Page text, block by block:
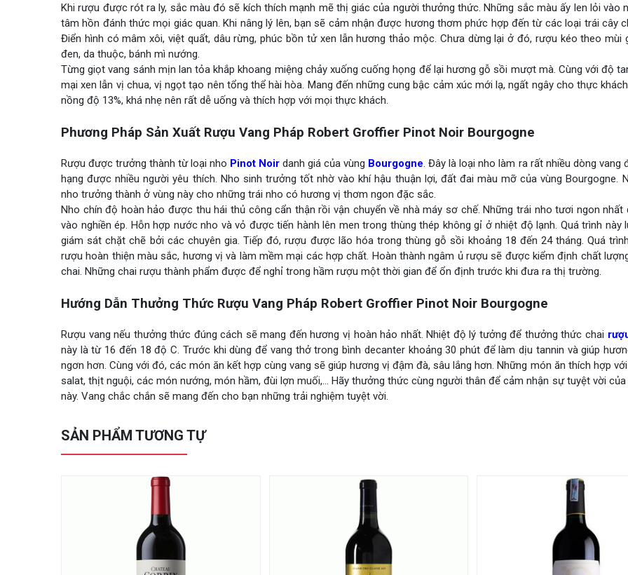
Khi rượu được rót ra ly, sắc màu đó sẽ kích thích mạnh mẽ thị giác của người thưởng thức. Những sắc màu ấy len lỏi vào
tâm hồn đánh thức mọi giác quan. Khi nâng lý lên, bạn sẽ cảm nhận được hương thơm phức hợp đến từ các loại trái cây
Điển hình có mâm xôi, việt quất, dâu rừng, phúc bồn tử xen lẫn hương thảo mộc. Chưa dừng lại ở đó, rượu kéo theo mùi
đen, da thuộc, bánh mì nướng.
Từng giọt vang sánh mịn lan tỏa khắp khoang miệng chảy xuống cuống họng để lại hương gỗ sồi mượt mà. Cùng với độ
mại xen lẫn vị chua, vị ngọt tạo nên tổng thể hài hòa. Mang đến những cung bậc cảm xúc mới lạ, ngất ngây cho thực
nồng độ 13%, khá nhẹ nên rất dễ uống và thích hợp với mọi thực khách.
Phương Pháp Sản Xuất Rượu Vang Pháp Robert Groffier Pinot Noir Bourgogne
Rượu được trưởng thành từ loại nho Pinot Noir danh giá của vùng Bourgogne. Đây là loại nho làm ra rất nhiều dòng vang
hạng được nhiều người yêu thích. Nho sinh trưởng tốt nhờ vào khí hậu thuận lợi, đất đai màu mỡ của vùng Bourgogne.
nho trưởng thành ở vùng này cho những trái nho có hương vị thơm ngon đặc sắc.
Nho chín độ hoàn hảo được thu hái thủ công cẩn thận rồi vận chuyển về nhà máy sơ chế. Những trái nho tươi ngon
vào nghiền ép. Hỗn hợp nước nho và vỏ được tiến hành lên men trong thùng thép không gỉ ở nhiệt độ lạnh. Quá trình này
giám sát chặt chẽ bởi các chuyên gia. Tiếp đó, rượu được lão hóa trong thùng gỗ sồi khoảng 18 đến 24 tháng. Quá
rượu hoàn thiện màu sắc, hương vị và làm mềm mại các hợp chất. Hoàn thành ngâm ủ rượu sẽ được kiểm định chất
chai. Những chai rượu thành phẩm được để nghỉ trong hầm rượu một thời gian để ổn định trước khi đưa ra thị trường.
Hướng Dẫn Thưởng Thức Rượu Vang Pháp Robert Groffier Pinot Noir Bourgogne
Rượu vang nếu thưởng thức đúng cách sẽ mang đến hương vị hoàn hảo nhất. Nhiệt độ lý tưởng để thưởng thức chai
này là từ 16 đến 18 độ C. Trước khi dùng để vang thở trong bình decanter khoảng 30 phút để làm dịu tannin và giúp
ngơn hơn. Cùng với đó, các món ăn kết hợp cùng vang sẽ giúp hương vị đậm đà, sâu lắng hơn. Những món ăn thích hợp
salat, thịt nguội, các món nướng, món hầm, đùi lợn muối,… Hãy thưởng thức cùng người thân để cảm nhận sự tuyệt vời của
này. Vang chắc chắn sẽ mang đến cho bạn những trải nghiệm tuyệt vời.
SẢN PHẨM TƯƠNG TỰ